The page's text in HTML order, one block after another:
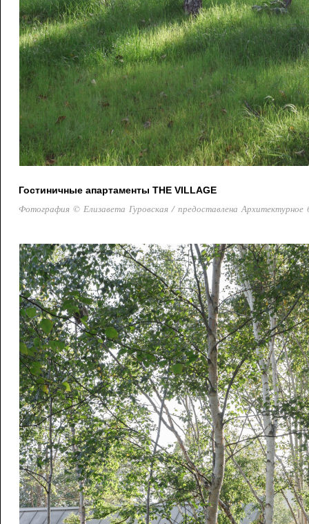
Гостиничные апартаменты THE VILLAGE
Фотография © Елизавета Гуровская / предоставлена Архитектурное